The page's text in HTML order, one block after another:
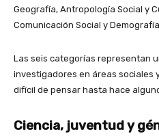
Geografía, Antropología Social y
Comunicación Social y
Las seis categorías representan
investigadores en áreas sociales
difícil de pensar hasta hace
Ciencia, juventud y